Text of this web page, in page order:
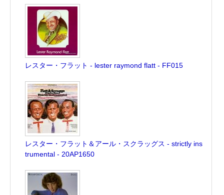
レスター・フラット - lester raymond flatt - FF015
レスター・フラット＆アール・スクラッグス - strictly ins
trumental - 20AP1650